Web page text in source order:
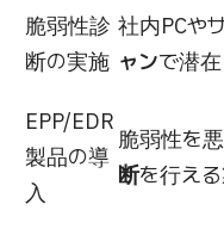
脆弱性診
断の実施
社内PCや
ャンで潜
EPP/EDR
製品の導
入
脆弱性を
断を行え